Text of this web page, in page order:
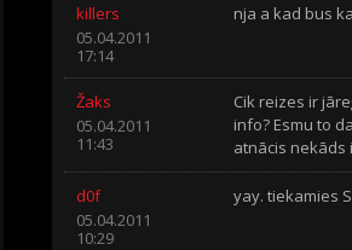
killers
05.04.2011
17:14
nja a kad bus
Žaks
05.04.2011
11:43
Cik reizes ir
info? Esmu to
atnācis nekāds
d0f
05.04.2011
10:29
yay. tiekamies